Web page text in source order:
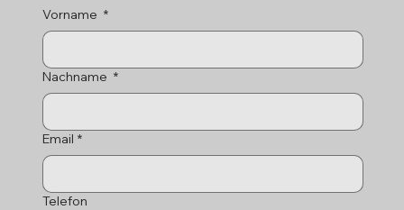
Vorname *
Nachname *
Email *
Telefon